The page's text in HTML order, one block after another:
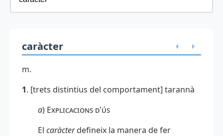
caràcter
m.
1. [trets distintius del comportament] tarannà
a) Explicacions d'ús
El caràcterdefineix la manera de fer